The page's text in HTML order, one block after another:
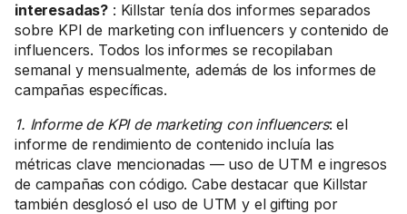
interesadas? : Killstar tenía dos informes separados
sobre KPI de marketing con influencers y contenido de
influencers. Todos los informes se recopilaban
semanal y mensualmente, además de los informes de
campañas específicas.
1. Informe de KPI de marketing con influencers: el
informe de rendimiento de contenido incluía las
métricas clave mencionadas — uso de UTM e ingresos
de campañas con código. Cabe destacar que Killstar
también desglosó el uso de UTM y el gifting por